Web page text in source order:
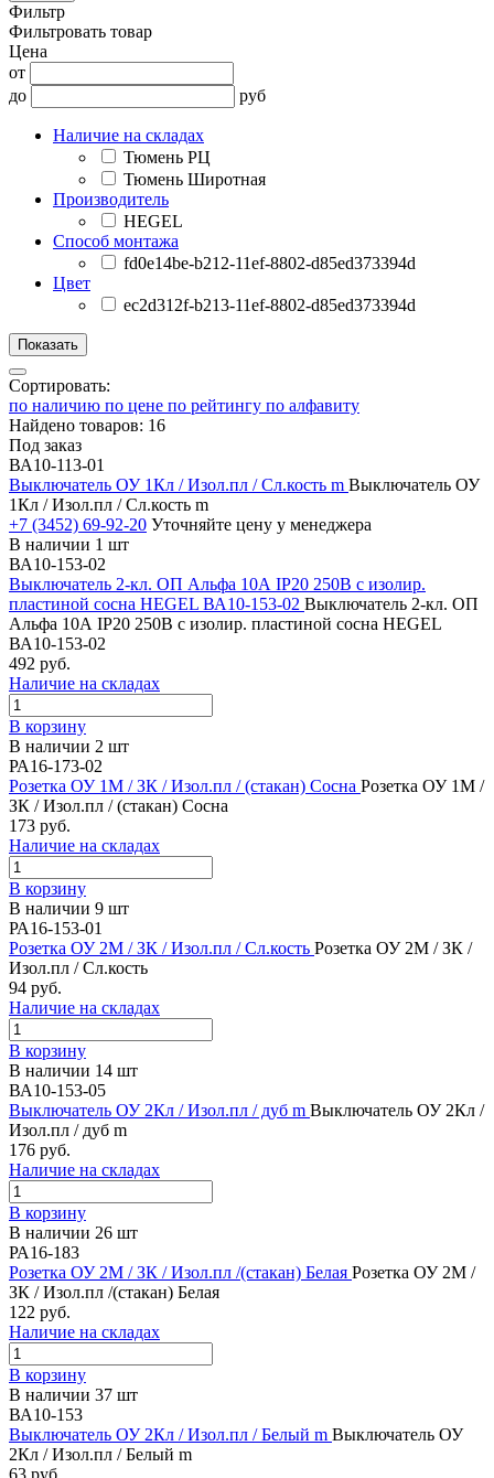
Фильтр
Фильтровать товар
Цена
от
до
руб
Наличие на складах
Тюмень РЦ
Тюмень Широтная
Производитель
HEGEL
Способ монтажа
fd0e14be-b212-11ef-8802-d85ed373394d
Цвет
ec2d312f-b213-11ef-8802-d85ed373394d
Сортировать:
по наличию по цене по рейтингу по алфавиту
Найдено товаров: 16
Под заказ
ВА10-113-01
Выключатель ОУ 1Кл / Изол.пл / Сл.кость m Выключатель ОУ
1Кл / Изол.пл / Сл.кость m
+7 (3452) 69-92-20 Уточняйте цену у менеджера
В наличии 1 шт
ВА10-153-02
Выключатель 2-кл. ОП Альфа 10А IP20 250В с изолир.
пластиной сосна HEGEL ВА10-153-02 Выключатель 2-кл. ОП
Альфа 10А IP20 250В с изолир. пластиной сосна HEGEL
ВА10-153-02
492 руб.
Наличие на складах
В корзину
В наличии 2 шт
РА16-173-02
Розетка ОУ 1М / ЗК / Изол.пл / (стакан) Сосна Розетка ОУ 1М /
ЗК / Изол.пл / (стакан) Сосна
173 руб.
Наличие на складах
В корзину
В наличии 9 шт
РА16-153-01
Розетка ОУ 2М / ЗК / Изол.пл / Сл.кость Розетка ОУ 2М / ЗК /
Изол.пл / Сл.кость
94 руб.
Наличие на складах
В корзину
В наличии 14 шт
ВА10-153-05
Выключатель ОУ 2Кл / Изол.пл / дуб m Выключатель ОУ 2Кл /
Изол.пл / дуб m
176 руб.
Наличие на складах
В корзину
В наличии 26 шт
РА16-183
Розетка ОУ 2М / ЗК / Изол.пл /(стакан) Белая Розетка ОУ 2М /
ЗК / Изол.пл /(стакан) Белая
122 руб.
Наличие на складах
В корзину
В наличии 37 шт
ВА10-153
Выключатель ОУ 2Кл / Изол.пл / Белый m Выключатель ОУ
2Кл / Изол.пл / Белый m
63 руб.